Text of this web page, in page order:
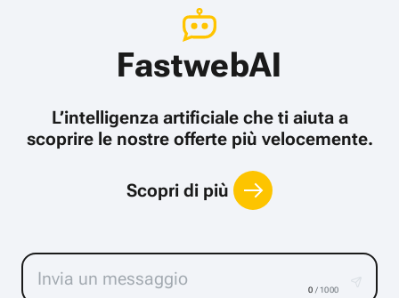
FastwebAI
L’intelligenza artificiale che ti aiuta a
scoprire le nostre offerte più velocemente.
Scopri di più
0 / 1000